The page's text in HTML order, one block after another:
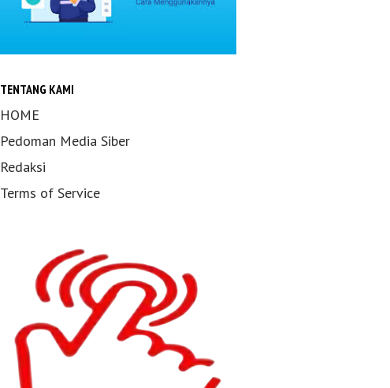
TENTANG KAMI
HOME
Pedoman Media Siber
Redaksi
Terms of Service